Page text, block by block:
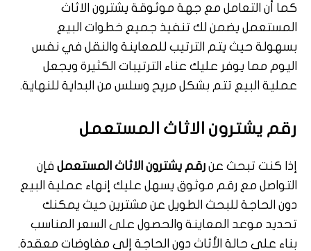
كما أن التعامل مع جهة موثوقة يشترون الاثاث
المستعمل يضمن لك تنفيذ جميع خطوات البيع
بسهولة حيث يتم الترتيب للمعاينة والنقل في نفس
اليوم مما يوفر عليك عناء الترتيبات الكثيرة ويجعل
عملية البيع تتم بشكل مريح وسلس من البداية للنهاية.
رقم يشترون الاثاث المستعمل
إذا كنت تبحث عن رقم يشترون الاثاث المستعمل فإن
التواصل مع رقم موثوق يسهل عليك إنهاء عملية البيع
دون الحاجة للبحث الطويل عن مشترين حيث يمكنك
تحديد موعد المعاينة والحصول على السعر المناسب
بناء على حالة الأثاث دون الحاجة إلى مفاوضات معقدة.